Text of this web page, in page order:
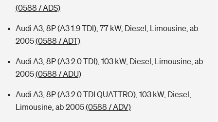
(0588 / ADS)
Audi A3, 8P (A3 1.9 TDI), 77 kW, Diesel, Limousine, ab
2005(0588 / ADT)
Audi A3, 8P (A3 2.0 TDI), 103 kW, Diesel, Limousine, ab
2005(0588 / ADU)
Audi A3, 8P (A3 2.0 TDI QUATTRO), 103 kW, Diesel,
Limousine, ab 2005(0588 / ADV)